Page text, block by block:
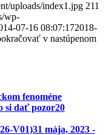
uploads/index1.jpg 211
wp-
07-16 08:07:172018-
v nastúpenom
fenoméne
si dať pozor20
V01)31 mája, 2023 -